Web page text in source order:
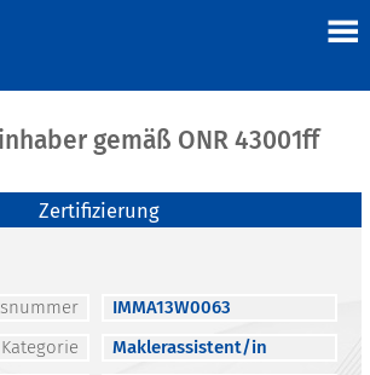
gemäß ONR 43001ff
Zertifizierung
IMMA13W0063
Kategorie
Maklerassistent/in